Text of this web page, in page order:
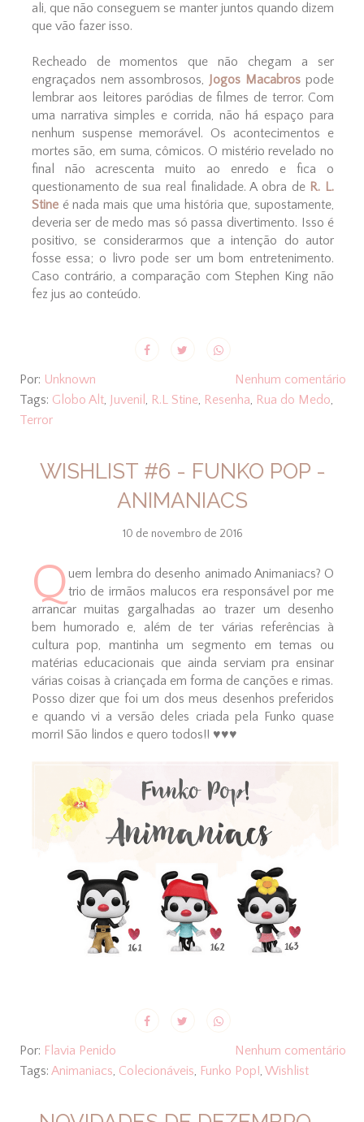
ali, que não conseguem se manter juntos quando dizem
que vão fazer isso.
Recheado de momentos que não chegam a ser
engraçados nem assombrosos, Jogos Macabros pode
lembrar aos leitores paródias de filmes de terror. Com
uma narrativa simples e corrida, não há espaço para
nenhum suspense memorável. Os acontecimentos e
mortes são, em suma, cômicos. O mistério revelado no
final não acrescenta muito ao enredo e fica o
questionamento de sua real finalidade. A obra de R. L.
Stineé nada mais que uma história que, supostamente,
deveria ser de medo mas só passa divertimento. Isso é
positivo, se considerarmos que a intenção do autor
fosse essa; o livro pode ser um bom entretenimento.
Caso contrário, a comparação com Stephen King não
fez jus ao conteúdo.
Por: Unknown
Nenhum comentário
Tags: Globo Alt, Juvenil , R.L Stine, Resenha, Rua do Medo,
Terror
WISHLIST #6 - FUNKO POP -
ANIMANIACS
10 de novembro de 2016
Quem lembra do desenho animado Animaniacs? O
trio de irmãos malucos era responsável por me
arrancar muitas gargalhadas ao trazer um desenho
bem humorado e, além de ter várias referências à
cultura pop, mantinha um segmento em temas ou
matérias educacionais que ainda serviam pra ensinar
várias coisas à criançada em forma de canções e rimas.
Posso dizer que foi um dos meus desenhos preferidos
e quando vi a versão deles criada pela Funko quase
morri! São lindos e quero todos!! ♥♥♥
Por: Flavia Penido
Nenhum comentário
Tags: Animaniacs, Colecionáveis, Funko Pop!, Wishlist